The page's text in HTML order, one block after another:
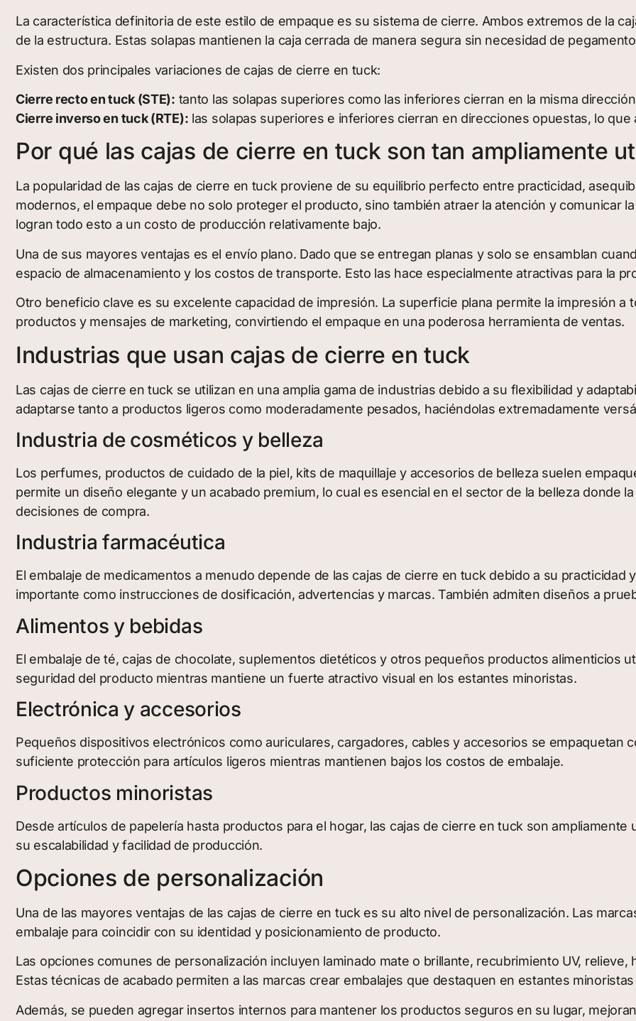
La característica definitoria de este estilo de empaque es su sistema de cierre. Ambos extremos de la
de la estructura. Estas solapas mantienen la caja cerrada de manera segura sin necesidad de
Existen dos principales variaciones de cajas de cierre en tuck:
Cierre recto en tuck (STE): tanto las solapas superiores como las inferiores cierran en la misma
Cierre inverso en tuck (RTE): las solapas superiores e inferiores cierran en direcciones opuestas, lo
Por qué las cajas de cierre en tuck son tan ampliamente
La popularidad de las cajas de cierre en tuck proviene de su equilibrio perfecto entre practicidad,
modernos, el empaque debe no solo proteger el producto, sino también atraer la atención y comunicar
logran todo esto a un costo de producción relativamente bajo.
Una de sus mayores ventajas es el envío plano. Dado que se entregan planas y solo se ensamblan
espacio de almacenamiento y los costos de transporte. Esto las hace especialmente atractivas para la
Otro beneficio clave es su excelente capacidad de impresión. La superficie plana permite la impresión
productos y mensajes de marketing, convirtiendo el empaque en una poderosa herramienta de ventas.
Industrias que usan cajas de cierre en tuck
Las cajas de cierre en tuck se utilizan en una amplia gama de industrias debido a su flexibilidad y
adaptarse tanto a productos ligeros como moderadamente pesados, haciéndolas extremadamente
Industria de cosméticos y belleza
Los perfumes, productos de cuidado de la piel, kits de maquillaje y accesorios de belleza suelen
permite un diseño elegante y un acabado premium, lo cual es esencial en el sector de la belleza donde
decisiones de compra.
Industria farmacéutica
El embalaje de medicamentos a menudo depende de las cajas de cierre en tuck debido a su practicidad
importante como instrucciones de dosificación, advertencias y marcas. También admiten diseños a
Alimentos y bebidas
El embalaje de té, cajas de chocolate, suplementos dietéticos y otros pequeños productos alimenticios
seguridad del producto mientras mantiene un fuerte atractivo visual en los estantes minoristas.
Electrónica y accesorios
Pequeños dispositivos electrónicos como auriculares, cargadores, cables y accesorios se empaquetan
suficiente protección para artículos ligeros mientras mantienen bajos los costos de embalaje.
Productos minoristas
Desde artículos de papelería hasta productos para el hogar, las cajas de cierre en tuck son
su escalabilidad y facilidad de producción.
Opciones de personalización
Una de las mayores ventajas de las cajas de cierre en tuck es su alto nivel de personalización. Las
embalaje para coincidir con su identidad y posicionamiento de producto.
Las opciones comunes de personalización incluyen laminado mate o brillante, recubrimiento UV,
Estas técnicas de acabado permiten a las marcas crear embalajes que destaquen en estantes
Además, se pueden agregar insertos internos para mantener los productos seguros en su lugar,